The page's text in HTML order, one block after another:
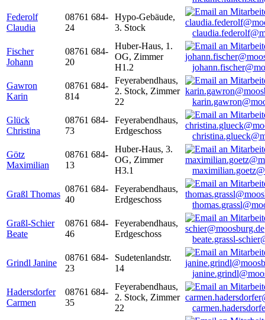
Federolf
Claudia
08761 684-
24
Hypo-Gebäude,
3. Stock
Fischer
Johann
08761 684-
20
Huber-Haus, 1.
OG, Zimmer
H1.2
Gawron
Karin
08761 684-
814
Feyerabendhaus,
2. Stock, Zimmer
22
Glück
Christina
08761 684-
73
Feyerabendhaus,
Erdgeschoss
Götz
Maximilian
08761 684-
13
Huber-Haus, 3.
OG, Zimmer
H3.1
Graßl Thomas
08761 684-
40
Feyerabendhaus,
Erdgeschoss
Graßl-Schier
Beate
08761 684-
46
Feyerabendhaus,
Erdgeschoss
beate.grassl-
Grindl Janine
08761 684-
23
Sudetenlandstr.
14
Hadersdorfer
Carmen
08761 684-
35
Feyerabendhaus,
2. Stock, Zimmer
22